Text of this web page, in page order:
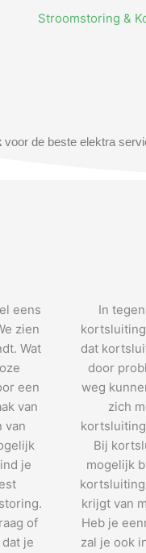
Stroomstoring &
voor de beste elektra
eens
zien
Wat
een
van
van
je
of
je
In
dat
door
weg
zich
Bij
mogelijk
krijgt van
Heb je
zal je ook